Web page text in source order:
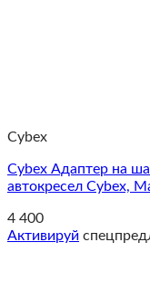
Cybex
Cybex Адаптер на
автокресел Cybex,
4 400
Активируй